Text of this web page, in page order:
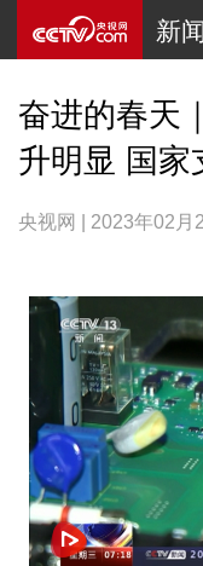
新闻
奋进的春天
升明显 国家
央视网 | 2023年02月